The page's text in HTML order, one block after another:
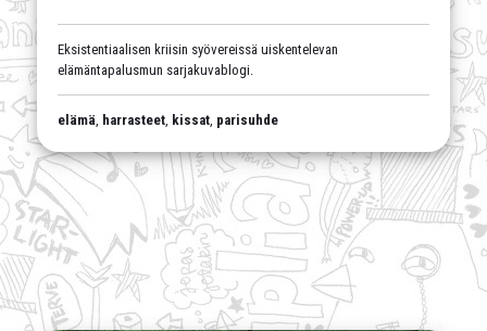
Eksistentiaalisen kriisin syövereissä uiskentelevan
elämäntapalusmun sarjakuvablogi.
elämä, harrasteet, kissat, parisuhde